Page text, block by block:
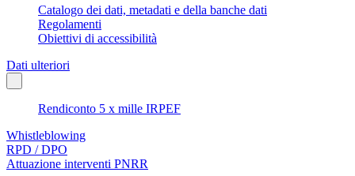
Catalogo dei dati, metadati e della banche dati
Regolamenti
Obiettivi di accessibilità
Dati ulteriori
Rendiconto 5 x mille IRPEF
Whistleblowing
RPD / DPO
Attuazione interventi PNRR